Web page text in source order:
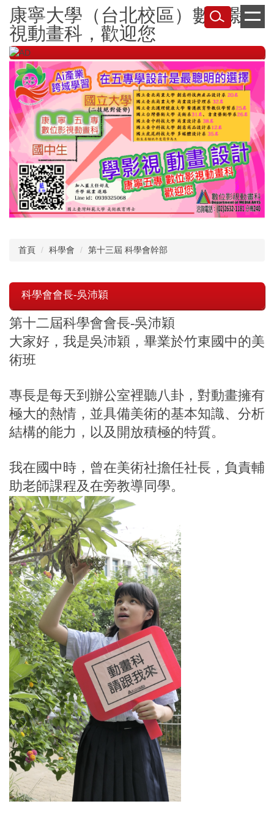
跳
到
主
要
內
容
康寧大學（台北校區）數位影
視動畫科，歡迎您
首頁 科學會 第十三屆 科學會幹部
科學會會長-吳沛穎
第十二屆科學會會長-吳沛穎
大家好，我是吳沛穎，畢業於竹東國中的美
術班
專長是每天到辦公室裡聽八卦，對動畫擁有
極大的熱情，並具備美術的基本知識、分析
結構的能力，以及開放積極的特質。
我在國中時，曾在美術社擔任社長，負責輔
助老師課程及在旁教導同學。